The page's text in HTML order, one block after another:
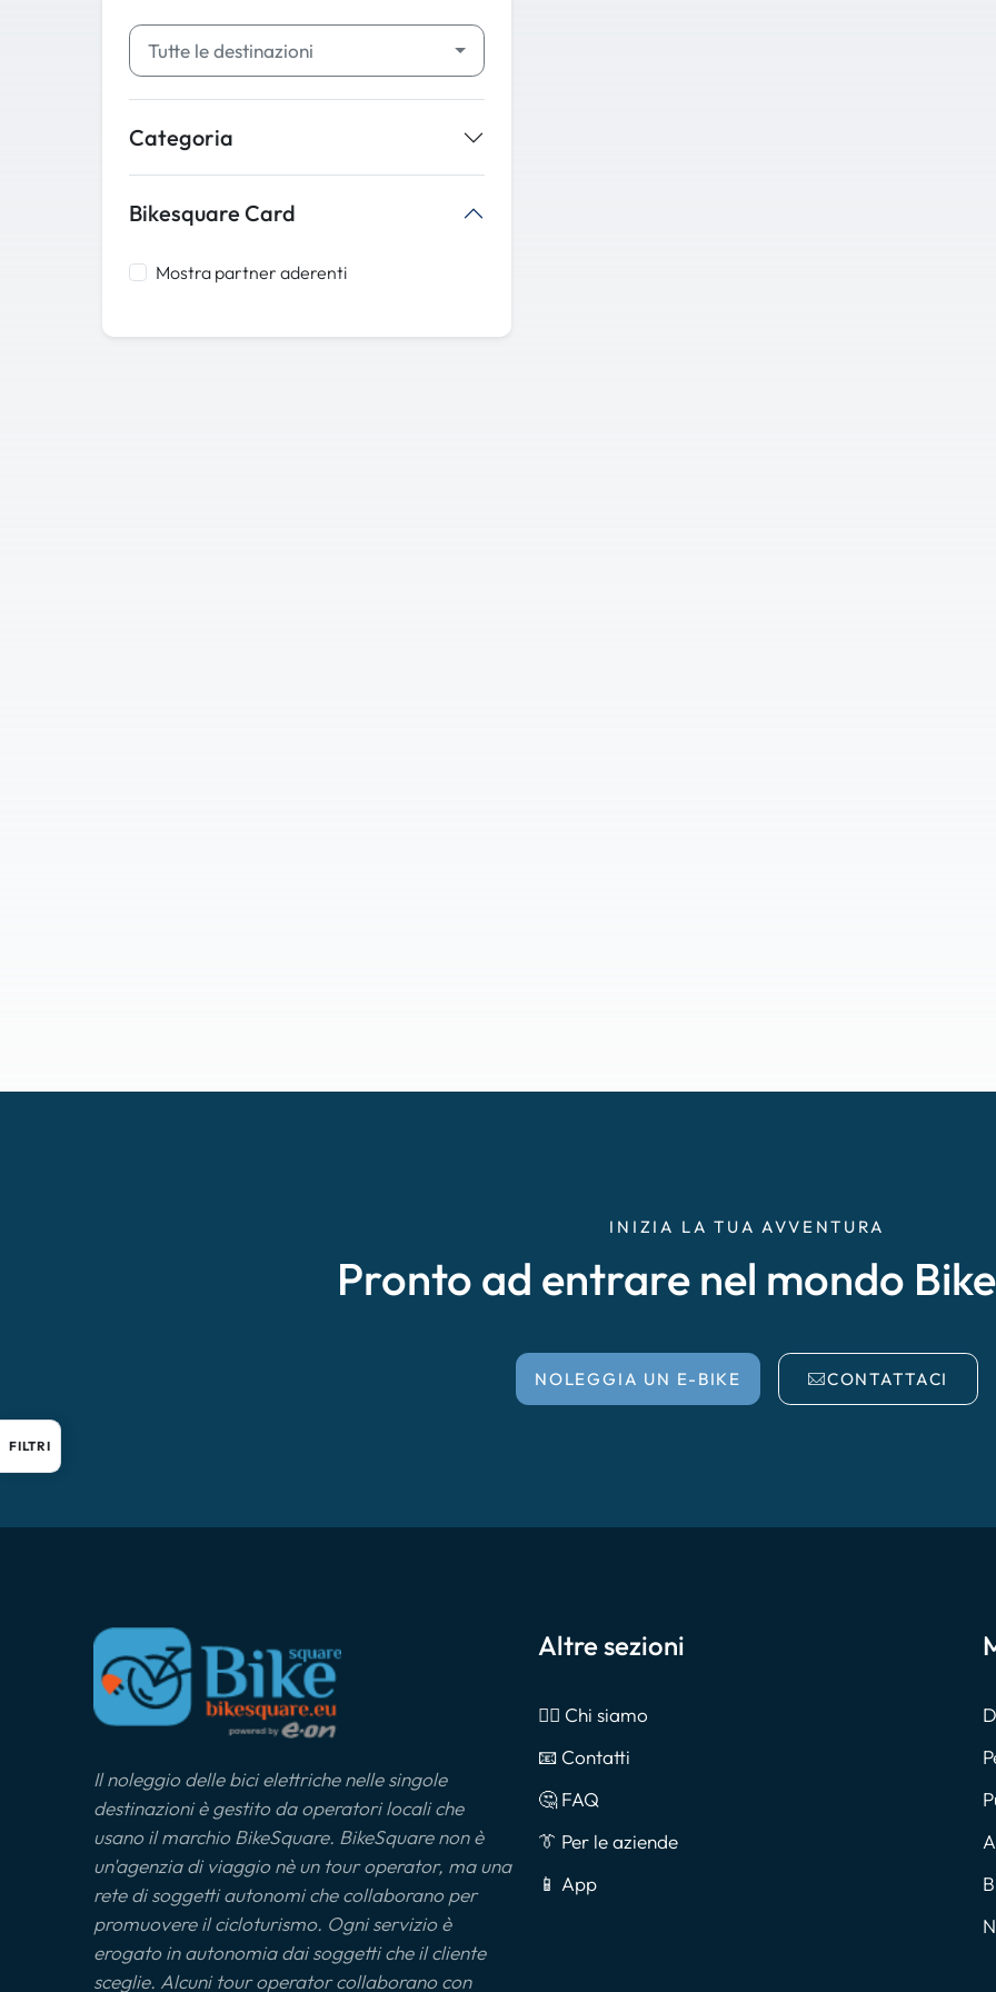
FILTRI
Tutte le destinazioni
Categoria
Bikesquare Card
Mostra partner aderenti
INIZIA LA TUA AVVENTURA
Pronto ad entrare nel mondo
NOLEGGIA UN E-BIKE CONTATTACI
Il noleggio delle bici elettriche nelle singole
destinazioni è gestito da operatori locali che
usano il marchio BikeSquare. BikeSquare non è
un'agenzia di viaggio nè un tour operator, ma una
rete di soggetti autonomi che collaborano per
promuovere il cicloturismo. Ogni servizio è
erogato in autonomia dai soggetti che il cliente
sceglie. Alcuni tour operator collaborano con
Altre sezioni
🙎‍♂️ Chi siamo
📧 Contatti
🤔 FAQ
👔 Per le aziende
📱 App